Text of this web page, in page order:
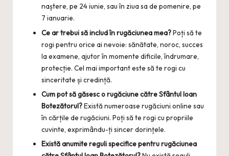
naștere, pe 24 iunie, sau în ziua sa de pomenire, pe
7 ianuarie.
Ce ar trebui să includ în rugăciunea mea?Poți să te
rogi pentru orice ai nevoie: sănătate, noroc, succes
la examene, ajutor în momente dificile, îndrumare,
protecție. Cel mai important este să te rogi cu
sinceritate și credință.
Cum pot să găsesc o rugăciune către Sfântul Ioan
Botezătorul?Există numeroase rugăciuni online sau
în cărțile de rugăciuni. Poți să te rogi cu propriile
cuvinte, exprimându-ți sincer dorințele.
Există anumite reguli specifice pentru rugăciunea